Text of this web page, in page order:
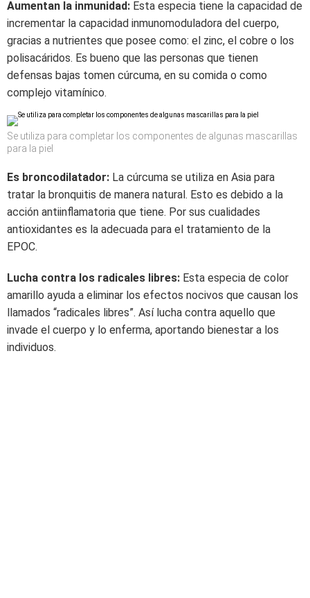
Aumentan la inmunidad: Esta especia tiene la capacidad de
incrementar la capacidad inmunomoduladora del cuerpo,
gracias a nutrientes que posee como: el zinc, el cobre o los
polisacáridos. Es bueno que las personas que tienen
defensas bajas tomen cúrcuma, en su comida o como
complejo vitamínico.
Se utiliza para completar los componentes de algunas mascarillas
para la piel
Es broncodilatador: La cúrcuma se utiliza en Asia para
tratar la bronquitis de manera natural. Esto es debido a la
acción antiinflamatoria que tiene. Por sus cualidades
antioxidantes es la adecuada para el tratamiento de la
EPOC.
Lucha contra los radicales libres: Esta especia de color
amarillo ayuda a eliminar los efectos nocivos que causan los
llamados “radicales libres”. Así lucha contra aquello que
invade el cuerpo y lo enferma, aportando bienestar a los
individuos.